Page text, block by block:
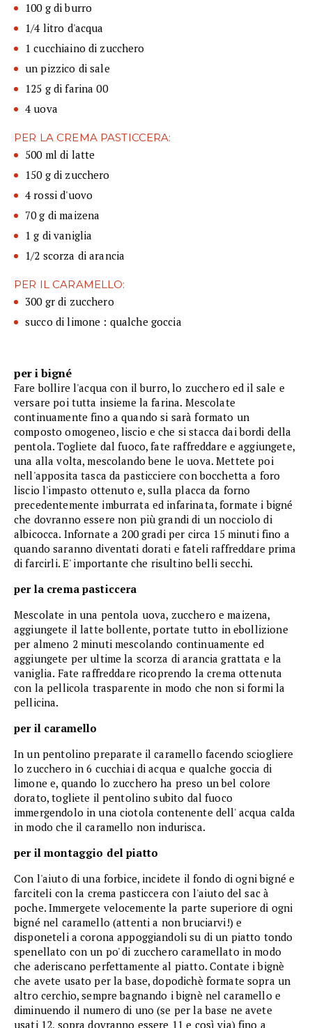
100 g di burro
1/4 litro d'acqua
1 cucchiaino di zucchero
un pizzico di sale
125 g di farina 00
4 uova
PER LA CREMA PASTICCERA:
500 ml di latte
150 g di zucchero
4 rossi d'uovo
70 g di maizena
1 g di vaniglia
1/2 scorza di arancia
PER IL CARAMELLO:
300 gr di zucchero
succo di limone : qualche goccia
per i bigné
Fare bollire l'acqua con il burro, lo zucchero ed il sale e
versare poi tutta insieme la farina. Mescolate
continuamente fino a quando si sarà formato un
composto omogeneo, liscio e che si stacca dai bordi della
pentola. Togliete dal fuoco, fate raffreddare e aggiungete,
una alla volta, mescolando bene le uova. Mettete poi
nell'apposita tasca da pasticciere con bocchetta a foro
liscio l'impasto ottenuto e, sulla placca da forno
precedentemente imburrata ed infarinata, formate i bigné
che dovranno essere non più grandi di un nocciolo di
albicocca. Infornate a 200 gradi per circa 15 minuti fino a
quando saranno diventati dorati e fateli raffreddare prima
di farcirli. E' importante che risultino belli secchi.
per la crema pasticcera
Mescolate in una pentola uova, zucchero e maizena,
aggiungete il latte bollente, portate tutto in ebollizione
per almeno 2 minuti mescolando continuamente ed
aggiungete per ultime la scorza di arancia grattata e la
vaniglia. Fate raffreddare ricoprendo la crema ottenuta
con la pellicola trasparente in modo che non si formi la
pellicina.
per il caramello
In un pentolino preparate il caramello facendo sciogliere
lo zucchero in 6 cucchiai di acqua e qualche goccia di
limone e, quando lo zucchero ha preso un bel colore
dorato, togliete il pentolino subito dal fuoco
immergendolo in una ciotola contenente dell' acqua calda
in modo che il caramello non indurisca.
per il montaggio del piatto
Con l'aiuto di una forbice, incidete il fondo di ogni bigné e
farciteli con la crema pasticcera con l'aiuto del sac à
poche. Immergete velocemente la parte superiore di ogni
bigné nel caramello (attenti a non bruciarvi!) e
disponeteli a corona appoggiandoli su di un piatto tondo
spenellato con un po' di zucchero caramellato in modo
che aderiscano perfettamente al piatto. Contate i bignè
che avete usato per la base, dopodichè formate sopra un
altro cerchio, sempre bagnando i bignè nel caramello e
diminuendo il numero di uno (se per la base ne avete
usati 12, sopra dovranno essere 11 e così via) fino a